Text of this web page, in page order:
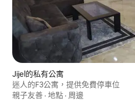
Jijel的私有公寓
迷人的F3公寓，提供免費停車位
親子友善 · 地點 · 周邊